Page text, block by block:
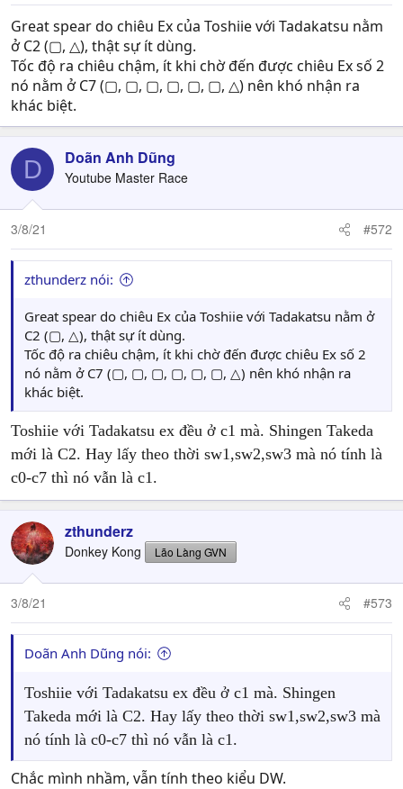
Great spear do chiêu Ex của Toshiie với Tadakatsu nằm
ở C2 (▢, △), thật sự ít dùng.
Tốc độ ra chiêu chậm, ít khi chờ đến được chiêu Ex số 2
nó nằm ở C7 (▢, ▢, ▢, ▢, ▢, ▢, △) nên khó nhận ra
khác biệt.
D Doãn Anh Dũng
Youtube Master Race
3/8/21 #572
zthunderz nói:
Great spear do chiêu Ex của Toshiie với Tadakatsu nằm ở
C2 (▢, △), thật sự ít dùng.
Tốc độ ra chiêu chậm, ít khi chờ đến được chiêu Ex số 2
nó nằm ở C7 (▢, ▢, ▢, ▢, ▢, ▢, △) nên khó nhận ra
khác biệt.
Toshiie với Tadakatsu ex đều ở c1 mà. Shingen Takeda
mới là C2. Hay lấy theo thời sw1,sw2,sw3 mà nó tính là
c0-c7 thì nó vẫn là c1.
zthunderz
Donkey Kong Lão Làng GVN
3/8/21 #573
Doãn Anh Dũng nói:
Toshiie với Tadakatsu ex đều ở c1 mà. Shingen
Takeda mới là C2. Hay lấy theo thời sw1,sw2,sw3 mà
nó tính là c0-c7 thì nó vẫn là c1.
Chắc mình nhầm, vẫn tính theo kiểu DW.